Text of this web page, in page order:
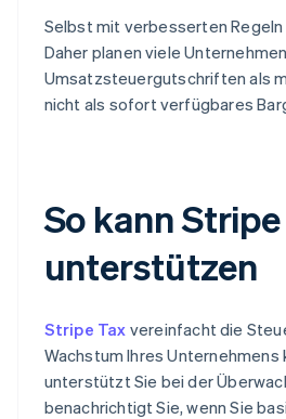
Selbst mit verbesserten
Daher planen viele
Umsatzsteuergutschriften als
nicht als sofort verfügbares
So kann Stripe
unterstützen
Stripe Tax vereinfacht die
Wachstum Ihres
unterstützt Sie bei der
benachrichtigt Sie, wenn Sie